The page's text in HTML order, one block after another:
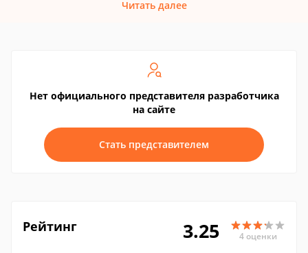
Читать далее
Нет официального представителя разработчика
на сайте
Стать представителем
Рейтинг 3.25 4 оценки